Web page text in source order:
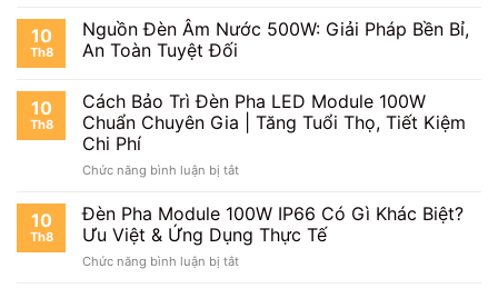
&
Ưu
Nhất
Sáng
Chuyên
Nghiệp
Bỉ
Kiệm
Quyết
Tăng
Đèn
Pha
Module
100W:
Tư
Bền
Vững
Cho
10
Th8
Nguồn Đèn Âm Nước 500W: Giải Pháp Bền Bỉ,
An Toàn Tuyệt Đối
10
Th8
Cách Bảo Trì Đèn Pha LED Module 100W
Chuẩn Chuyên Gia | Tăng Tuổi Thọ, Tiết Kiệm
Chi Phí
Chức năng bình luận bị tắtở
Bảo
Trì
Đèn
Pha
10
Th8
Đèn Pha Module 100W IP66 Có Gì Khác Biệt?
Ưu Việt & Ứng Dụng Thực Tế
Chức năng bình luận bị tắtở